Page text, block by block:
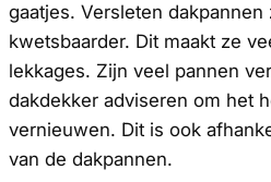
gaatjes. Versleten dakpannen
kwetsbaarder. Dit maakt ze
lekkages. Zijn veel pannen
dakdekker adviseren om het
vernieuwen. Dit is ook
van de dakpannen.